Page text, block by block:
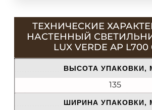
ТЕХНИЧЕСКИЕ
НАСТЕННЫЙ
LUX VERDE AP L700
ВЫСОТА УПАКОВКИ,
135
ШИРИНА УПАКОВКИ,